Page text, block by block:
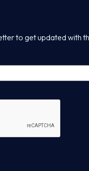
to get updated with